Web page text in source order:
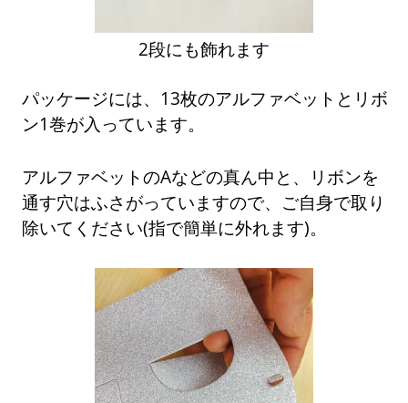
2段にも飾れます
パッケージには、13枚のアルファベットとリボ
ン1巻が入っています。
アルファベットのAなどの真ん中と、リボンを
通す穴はふさがっていますので、ご自身で取り
除いてください(指で簡単に外れます)。